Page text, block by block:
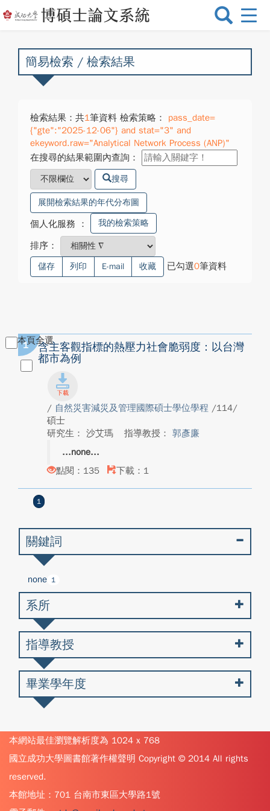
選
換
簡易檢索 / 檢索結果
檢索結果：共1筆資料 檢索策略：
pass_date=
{"gte":"2025-12-06"} and stat="3" and
ekeyword.raw="Analytical Network Process (ANP)"
在搜尋的結果範圍內查詢：
搜尋
展開檢索結果的年代分布圖
個人化服務 ： 我的檢索策略
排序：
儲存 列印 E-mail 收藏 已勾選0筆資料
本頁全選
1
含主客觀指標的熱壓力社會脆弱度：以台灣
都市為例
/ 自然災害減災及管理國際碩士學位學程 /114/
碩士
研究生： 沙艾瑪
指導教授： 郭彥廉
none
點閱：135
下載：1
1
關鍵詞
none 1
系所
指導教授
畢業學年度
本網站最佳瀏覽解析度為 1024 x 768
國立成功大學圖書館著作權聲明 Copyright © 2014 All rights
reserved.
本館地址：701 台南市東區大學路1號